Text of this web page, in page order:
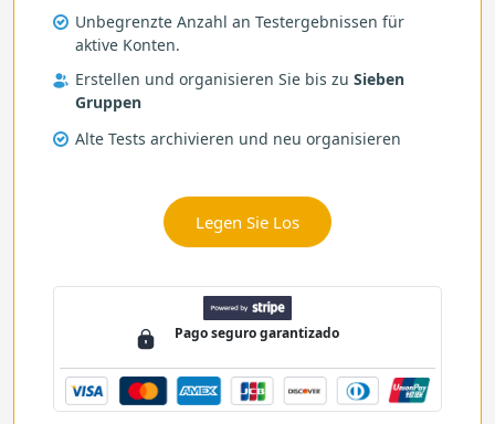
Unbegrenzte Anzahl an Testergebnissen für
aktive Konten.
Erstellen und organisieren Sie bis zu Sieben
Gruppen
Alte Tests archivieren und neu organisieren
Legen Sie Los
Pagosegurogarantizado